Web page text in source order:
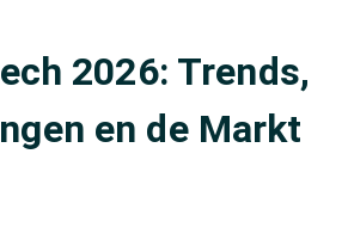
2026: Trends,
en de Markt